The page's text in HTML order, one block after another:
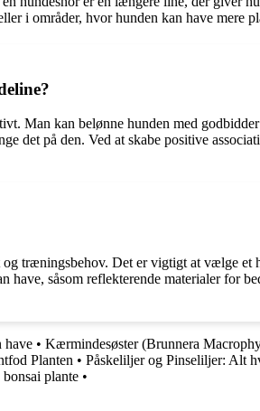
i områder, hvor hunden kan have mere
Man kan belønne hunden med
det på den. Ved at skabe positive
træningsbehov. Det er vigtigt at vælge
såsom reflekterende materialer for
have • Kærmindesøster (Brunnera
Planten • Påskeliljer og Pinseliljer: Alt
plante •